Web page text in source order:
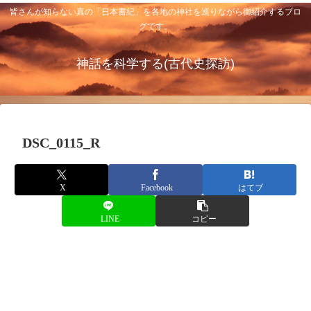
皆さんが知らない真の「日本書紀」を各地の神社を巡りながら御紹介するブロ
グです。
神話を科学する(古代史探訪)
DSC_0115_R
X Facebook はてブ
LINE コピー